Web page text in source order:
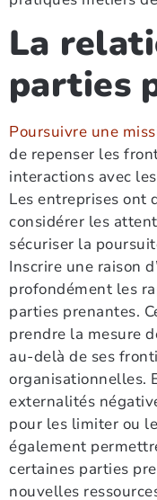
La
parties
Poursuivre une
de repenser les
interactions avec
Les entreprises ont
considérer les
sécuriser la
Inscrire une raison
profondément les
parties prenantes.
prendre la mesure
au-delà de ses
organisationnelles.
externalités
pour les limiter ou
également
certaines parties
nouvelles